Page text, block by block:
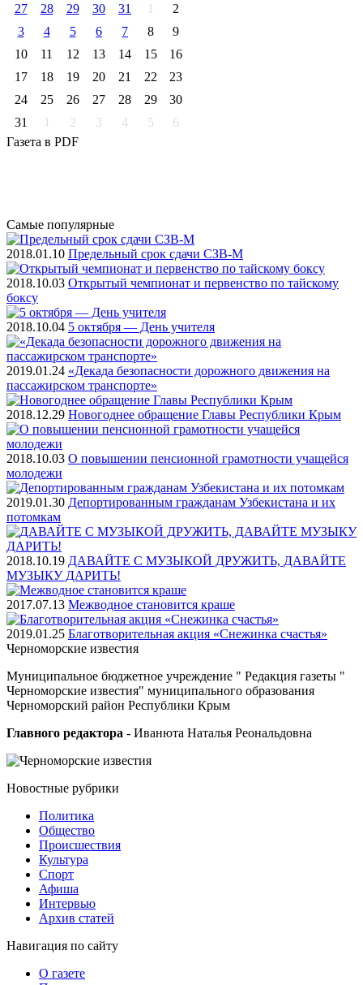
27
28 29 30 31 1
2
3
4 5 6 7 8
9
10
11 12 13 14 15
16
17
18 19 20 21 22
23
24
25 26 27 28 29
30
31
1 2 3 4 5
6
Газета в PDF
Самые популярные
2018.01.10 Предельный срок сдачи СЗВ-М
2018.10.03 Открытый чемпионат и первенство по тайскому
боксу
2018.10.04 5 октября — День учителя
2019.01.24 «Декада безопасности дорожного движения на
пассажирском транспорте»
2018.12.29 Новогоднее обращение Главы Республики Крым
2018.10.03 О повышении пенсионной грамотности учащейся
молодежи
2019.01.30 Депортированным гражданам Узбекистана и их
потомкам
2018.10.19 ДАВАЙТЕ С МУЗЫКОЙ ДРУЖИТЬ, ДАВАЙТЕ
МУЗЫКУ ДАРИТЬ!
2017.07.13 Межводное становится краше
2019.01.25 Благотворительная акция «Снежинка счастья»
Черноморские известия
Муниципальное бюджетное учреждение " Редакция газеты "
Черноморские известия" муниципального образования
Черноморский район Республики Крым
Главного редактора - Иванюта Наталья Реональдовна
Новостные рубрики
Политика
Общество
Проиcшествия
Культура
Спорт
Афиша
Интервью
Архив статей
Навигация по сайту
О газете